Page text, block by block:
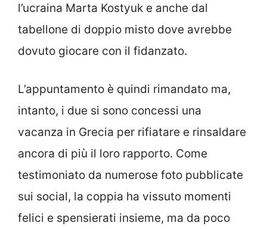
l’ucraina Marta Kostyuk e anche dal
tabellone di doppio misto dove avrebbe
dovuto giocare con il fidanzato.
L’appuntamento è quindi rimandato ma,
intanto, i due si sono concessi una
vacanza in Grecia per rifiatare e rinsaldare
ancora di più il loro rapporto. Come
testimoniato da numerose foto pubblicate
sui social, la coppia ha vissuto momenti
felici e spensierati insieme, ma da poco